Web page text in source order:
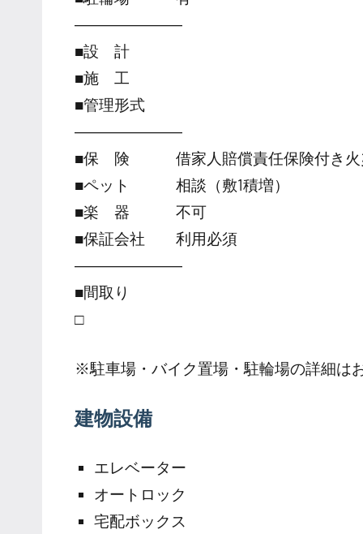
―――――――
■設 計
■施 工
■管理形式
―――――――
■保 険 借家人賠償責任保険付き火
■ペット 相談（敷1積増）
■楽 器 不可
■保証会社 利用必須
―――――――
■間取り
□
※駐車場・バイク置場・駐輪場の詳細は
建物設備
エレベーター
オートロック
宅配ボックス